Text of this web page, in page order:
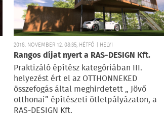
2018. NOVEMBER 12. 08:35, HÉTFŐ | HELYI
Rangos díjat nyert a RAS-DESIGN Kft.
Praktizáló építész kategóriában III.
helyezést ért el az OTTHONNEKED
összefogás által meghirdetett „ Jövő
otthonai” építészeti ötletpályázaton, a
RAS-DESIGN Kft.